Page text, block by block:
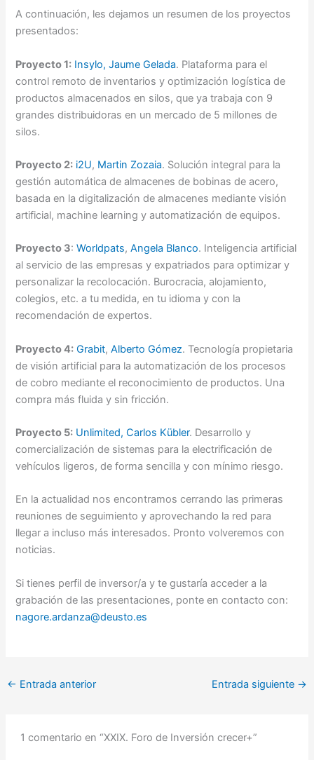
A continuación, les dejamos un resumen de los proyectos
presentados:
Proyecto 1: Insylo,Jaume Gelada. Plataforma para el
control remoto de inventarios y optimización logística de
productos almacenados en silos, que ya trabaja con 9
grandes distribuidoras en un mercado de 5 millones de
silos.
Proyecto 2: i2U, Martin Zozaia. Solución integral para la
gestión automática de almacenes de bobinas de acero,
basada en la digitalización de almacenes mediante visión
artificial, machine learning y automatización de equipos.
Proyecto 3:Worldpats,Angela Blanco. Inteligencia artificial
al servicio de las empresas y expatriados para optimizar y
personalizar la recolocación. Burocracia, alojamiento,
colegios, etc. a tu medida, en tu idioma y con la
recomendación de expertos.
Proyecto 4: Grabit,Alberto Gómez. Tecnología propietaria
de visión artificial para la automatización de los procesos
de cobro mediante el reconocimiento de productos. Una
compra más fluida y sin fricción.
Proyecto 5: Unlimited,Carlos Kübler. Desarrollo y
comercialización de sistemas para la electrificación de
vehículos ligeros, de forma sencilla y con mínimo riesgo.
En la actualidad nos encontramos cerrando las primeras
reuniones de seguimiento y aprovechando la red para
llegar a incluso más interesados. Pronto volveremos con
noticias.
Si tienes perfil de inversor/a y te gustaría acceder a la
grabación de las presentaciones, ponte en contacto con:
nagore.ardanza@deusto.es
← Entrada anterior Entrada siguiente →
1 comentario en “XXIX. Foro de Inversión crecer+”